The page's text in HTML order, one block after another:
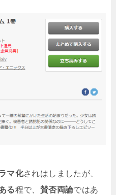
マ化されはしましたが、
る程で、 賛否両論ではあ